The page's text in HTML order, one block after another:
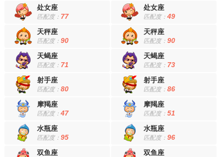
处女座
匹配度： 77
天秤座
匹配度： 90
天蝎座
匹配度： 71
射手座
匹配度： 80
摩羯座
匹配度： 47
水瓶座
匹配度： 95
双鱼座
处女座
匹配度： 49
天秤座
匹配度： 90
天蝎座
匹配度： 73
射手座
匹配度： 86
摩羯座
匹配度： 51
水瓶座
匹配度： 96
双鱼座